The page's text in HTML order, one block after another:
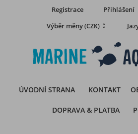
Registrace
Přihlášení
Výběr měny(CZK)
ÚVODNÍ STRANA KONTAKT
DOPRAVA & PLATBA